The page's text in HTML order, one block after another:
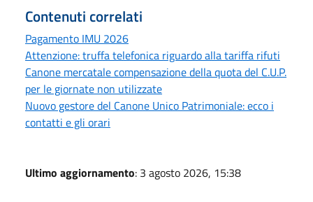
Contenuti correlati
Pagamento IMU 2026
Attenzione: truffa telefonica riguardo alla tariffa rifuti
Canone mercatale compensazione della quota del C.U.P.
per le giornate non utilizzate
Nuovo gestore del Canone Unico Patrimoniale: ecco i
contatti e gli orari
Ultimo aggiornamento: 3 agosto 2026, 15:38